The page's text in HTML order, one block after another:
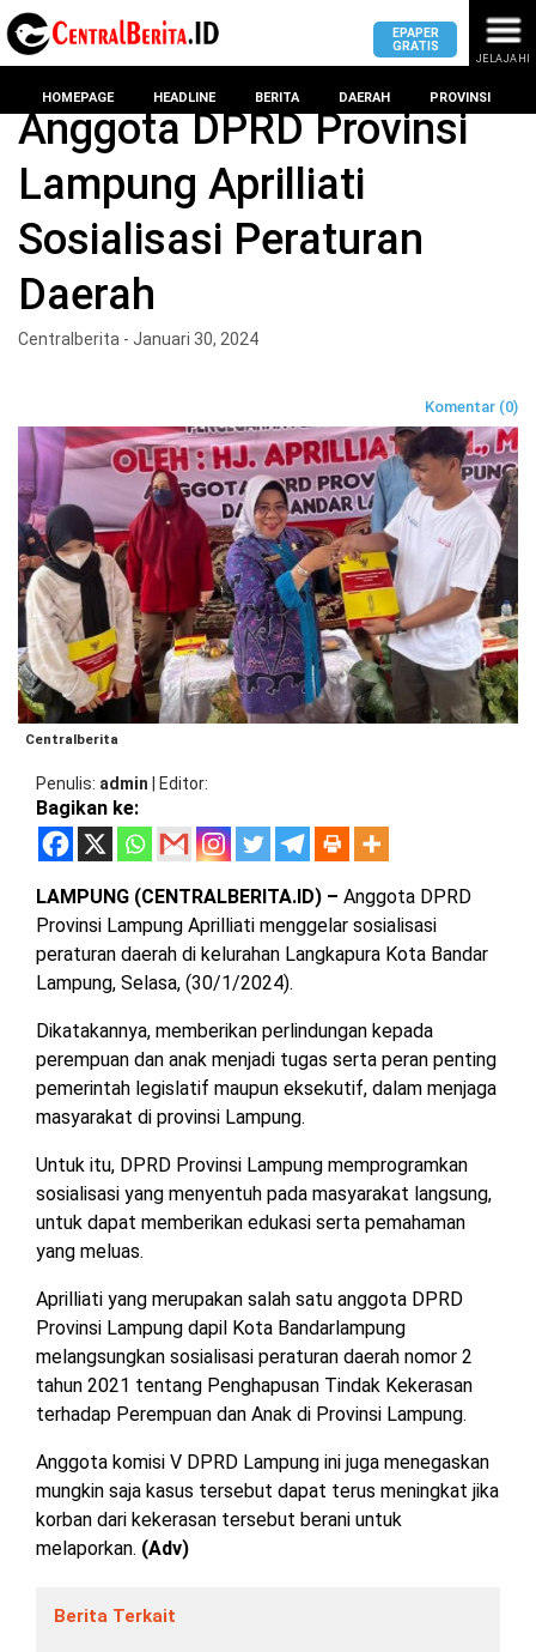
MASUK
KOTA
METRO
PESAWARAN
TANGGAMUS
PRINGSEWU
LAMPUNG
SELATAN
TENGAH
LAMPUNG
BARAT
LAMPUNG
TIMUR
UTARA
MESUJI
PESISIR
BARAT
TULANG
BAWANG
TULANG
BAWANG
BARAT
WAYKANAN
DPRD
KOTA
BANDAR
LAMPUNG
DPRD
METRO
DPRD
PESAWARAN
DPRD
TANGGAMUS
DPRD
PRINGSEWU
LAMSEL
DPRD
LAMTENG
DPRD
LAMBAR
DPRD
DPRD
LAMPUNG
UTARA
DPRD
MESUJI
DPRD
PESISIR
DPRD
TULANG
BAWANG
DPRD
TULANG
LAMPUNG
BANTEN
JAWAB
BARAT
DKI
JAKARTA
EPAPER
GRATIS
JELAJAHI
HOMEPAGE HEADLINE BERITA DAERAH PROVINSI
Anggota DPRD Provinsi
Lampung Aprilliati
Sosialisasi Peraturan
Daerah
Centralberita - Januari 30, 2024
Komentar (0)
Centralberita
Penulis admin Editor
Bagikan ke:
LAMPUNG (CENTRALBERITA.ID) – Anggota DPRD
Provinsi Lampung Aprilliati menggelar sosialisasi
peraturan daerah di kelurahan Langkapura Kota Bandar
Lampung, Selasa, (30/1/2024).
Dikatakannya, memberikan perlindungan kepada
perempuan dan anak menjadi tugas serta peran penting
pemerintah legislatif maupun eksekutif, dalam menjaga
masyarakat di provinsi Lampung.
Untuk itu, DPRD Provinsi Lampung memprogramkan
sosialisasi yang menyentuh pada masyarakat langsung,
untuk dapat memberikan edukasi serta pemahaman
yang meluas.
Aprilliati yang merupakan salah satu anggota DPRD
Provinsi Lampung dapil Kota Bandarlampung
melangsungkan sosialisasi peraturan daerah nomor 2
tahun 2021 tentang Penghapusan Tindak Kekerasan
terhadap Perempuan dan Anak di Provinsi Lampung.
Anggota komisi V DPRD Lampung ini juga menegaskan
mungkin saja kasus tersebut dapat terus meningkat jika
korban dari kekerasan tersebut berani untuk
melaporkan. (Adv)
Berita Terkait